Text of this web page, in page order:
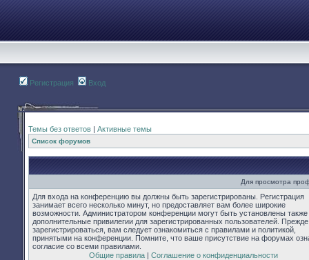
Регистрация Вход
Темы без ответов | Активные темы
Список форумов
Для просмотра
Для входа на конференцию вы должны быть зарегистрированы. Регистрация
занимает всего несколько минут, но предоставляет вам более широкие
возможности. Администратором конференции могут быть установлены также
дополнительные привилегии для зарегистрированных пользователей.
зарегистрироваться, вам следует ознакомиться с правилами и политикой,
принятыми на конференции. Помните, что ваше присутствие на форумах
согласие со всеми правилами.
Общие правила| Соглашение о конфиденциальности